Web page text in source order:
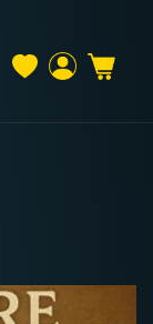
Warenkorb